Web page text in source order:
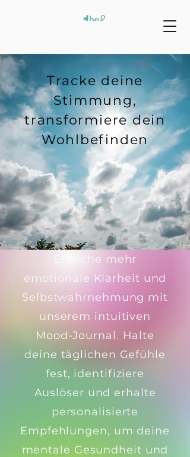
Tracke deine
Stimmung,
transformiere dein
Wohlbefinden
Erreiche mehr
emotionale Klarheit und
Selbstwahrnehmung mit
unserem intuitiven
Mood-Journal. Halte
deine täglichen Gefühle
fest, identifiziere
Auslöser und erhalte
personalisierte
Empfehlungen, um deine
mentale Gesundheit und